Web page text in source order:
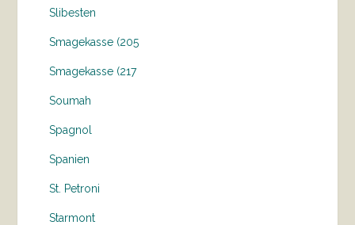
Slibesten
Smagekasse (205
Smagekasse (217
Soumah
Spagnol
Spanien
St. Petroni
Starmont